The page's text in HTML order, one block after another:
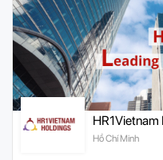
Hồ Chí Minh